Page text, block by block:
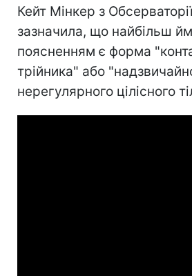
Кейт Мінкер з
зазначила, що найбільш
поясненням є форма
трійника" або
нерегулярного цілісного